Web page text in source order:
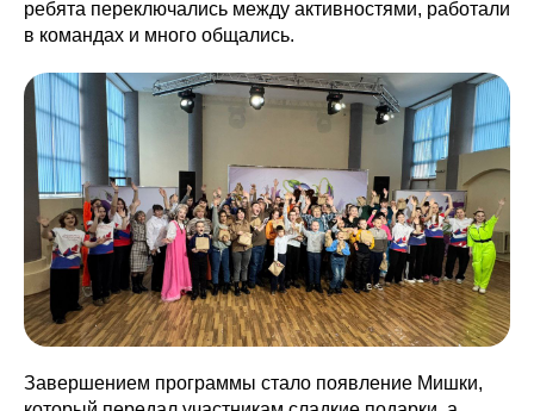
ребята переключались между активностями, работали
в командах и много общались.
Завершением программы стало появление Мишки,